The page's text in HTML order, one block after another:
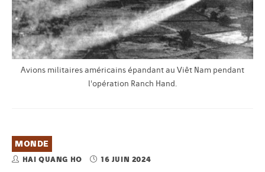
Avions militaires américains épandant au Viêt Nam pendant
l'opération Ranch Hand.
MONDE
HAI QUANG HO 16 JUIN 2024